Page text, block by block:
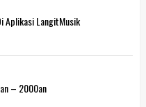
Aplikasi LangitMusik
– 2000an